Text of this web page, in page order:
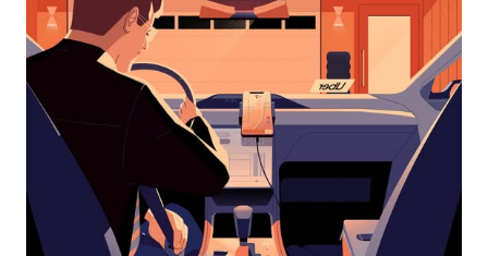
calendrier
et
sélectionner
une
date.
Appuyez
d'échappement
pour
fermer